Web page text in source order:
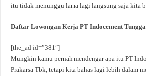
itu tidak menunggu lama lagi langsung saja kita
Daftar Lowongan Kerja PT Indocement
[the_ad id=”381″]
Mungkin kamu pernah mendengar apa itu PT
Prakarsa Tbk, tetapi kita bahas lagi lebih dalam